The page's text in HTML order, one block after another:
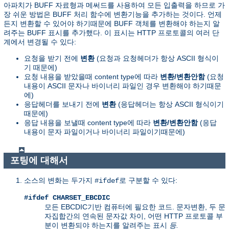
아파치가 BUFF 자료형과 메써드를 사용하여 모든 입출력을 하므로 가
장 쉬운 방법은 BUFF 처리 함수에 변환기능을 추가하는 것이다. 언제
든지 변환할 수 있어야 하기때문에 BUFF 객체를 변환해야 하는지 알
려주는 BUFF 표시를 추가했다. 이 표시는 HTTP 프로토콜의 여러 단
계에서 변경될 수 있다:
요청을 받기 전에 변환(요청과 요청헤더가 항상 ASCII 형식이
기 때문에)
요청 내용을 받았을때 content type에 따라 변환/변환안함(요청
내용이 ASCII 문자나 바이너리 파일인 경우 변환해야 하기때문
에)
응답헤더를 보내기 전에 변환(응답헤더는 항상 ASCII 형식이기
때문에)
응답 내용을 보낼때 content type에 따라 변환/변환안함(응답
내용이 문자 파일이거나 바이너리 파일이기때문에)
포팅에 대해서
소스의 변화는 두가지 #ifdef로 구분할 수 있다:
#ifdef CHARSET_EBCDIC
모든 EBCDIC기반 컴퓨터에 필요한 코드. 문자변환, 두 문
자집합간의 연속된 문자값 차이, 어떤 HTTP 프로토콜 부
분이 변환되야 하는지를 알려주는 표시 등.